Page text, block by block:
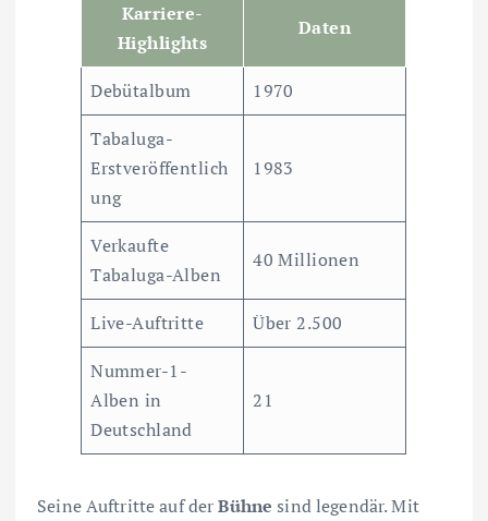
Karriere-
Highlights
Daten
Debütalbum
1970
Tabaluga-
Erstveröffentlich
ung
1983
Verkaufte
Tabaluga-Alben
40 Millionen
Live-Auftritte
Über 2.500
Nummer-1-
Alben in
Deutschland
21
Seine Auftritte auf derBühne sind legendär. Mit